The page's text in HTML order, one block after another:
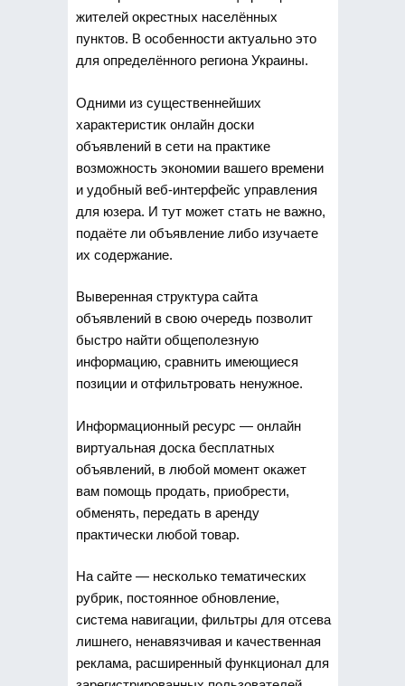
жителей окрестных населённых
пунктов. В особенности актуально это
для определённого региона Украины.
Одними из существеннейших
характеристик онлайн доски
объявлений в сети на практике
возможность экономии вашего времени
и удобный веб-интерфейс управления
для юзера. И тут может стать не важно,
подаёте ли объявление либо изучаете
их содержание.
Выверенная структура сайта
объявлений в свою очередь позволит
быстро найти общеполезную
информацию, сравнить имеющиеся
позиции и отфильтровать ненужное.
Информационный ресурс — онлайн
виртуальная доска бесплатных
объявлений, в любой момент окажет
вам помощь продать, приобрести,
обменять, передать в аренду
практически любой товар.
На сайте — несколько тематических
рубрик, постоянное обновление,
система навигации, фильтры для отсева
лишнего, ненавязчивая и качественная
реклама, расширенный функционал для